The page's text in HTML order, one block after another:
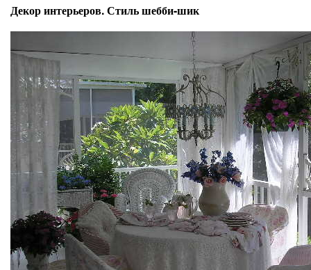
Декор интерьеров. Стиль шебби-шик